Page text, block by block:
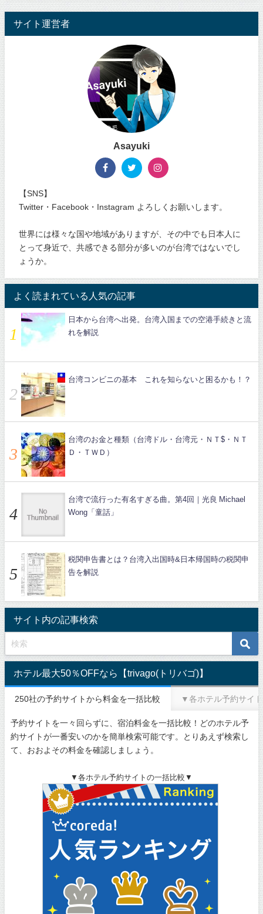
サイト運営者
Asayuki
【SNS】
Twitter・Facebook・Instagram よろしくお願いします。
世界には様々な国や地域がありますが、その中でも日本人に
とって身近で、共感できる部分が多いのが台湾ではないでし
ょうか。
よく読まれている人気の記事
日本から台湾へ出発。台湾入国までの空港手続きと流
れを解説
台湾コンビニの基本 これを知らないと困るかも！？
台湾のお金と種類（台湾ドル・台湾元・ＮＴ$・ＮＴ
Ｄ・ＴＷＤ）
台湾で流行った有名すぎる曲。第4回｜光良 Michael
Wong「童話」
税関申告書とは？台湾入出国時&日本帰国時の税関申
告を解説
サイト内の記事検索
ホテル最大50％OFFなら【trivago(トリバゴ)】
250社の予約サイトから料金を一括比較 ▼各ホテル予約サイ
予約サイトを一々回らずに、宿泊料金を一括比較！どのホテル予
約サイトが一番安いのかを簡単検索可能です。とりあえず検索し
て、おおよその料金を確認しましょう。
▼各ホテル予約サイトの一括比較▼